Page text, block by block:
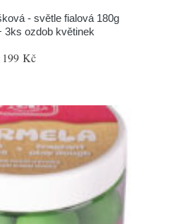
- světle fialová 180g
3ks ozdob květinek
199 Kč